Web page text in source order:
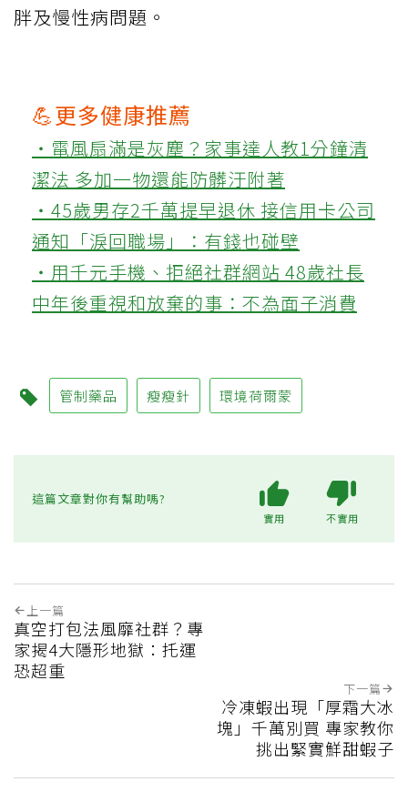
胖及慢性病問題。
💪更多健康推薦
‧電風扇滿是灰塵？家事達人教1分鐘清
潔法 多加一物還能防髒汙附著
‧45歲男存2千萬提早退休 接信用卡公司
通知「淚回職場」：有錢也碰壁
‧用千元手機、拒絕社群網站 48歲社長
中年後重視和放棄的事：不為面子消費
管制藥品 瘦瘦針 環境荷爾蒙
這篇文章對你有幫助嗎?
實用 不實用
上一篇
真空打包法風靡社群？專
家揭4大隱形地獄：托運
恐超重
下一篇
冷凍蝦出現「厚霜大冰
塊」千萬別買 專家教你
挑出緊實鮮甜蝦子